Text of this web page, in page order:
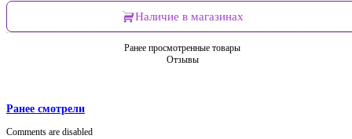
Наличие в магазинах
Ранее просмотренные товары
Отзывы
Ранее смотрели
Comments are disabled